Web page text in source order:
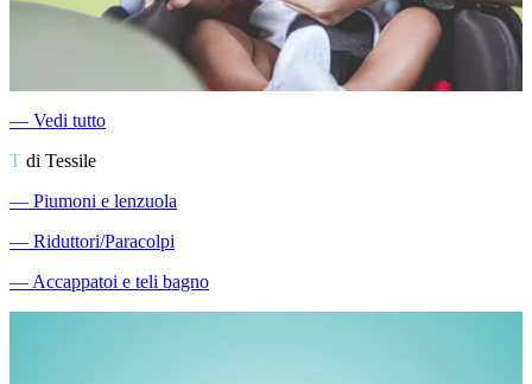
― Vedi tutto
T di Tessile
― Piumoni e lenzuola
― Riduttori/Paracolpi
―Accappatoi e teli bagno